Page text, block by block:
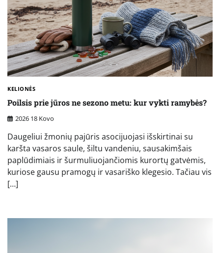
KELIONĖS
Poilsis prie jūros ne sezono metu: kur vykti ramybės?
2026 18 Kovo
Daugeliui žmonių pajūris asocijuojasi išskirtinai su
karšta vasaros saule, šiltu vandeniu, sausakimšais
paplūdimiais ir šurmuliuojančiomis kurortų gatvėmis,
kuriose gausu pramogų ir vasariško klegesio. Tačiau vis
[…]